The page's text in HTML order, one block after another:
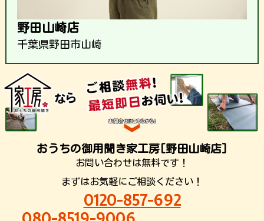
野田山崎店
千葉県野田市山崎
おうちの御用聞き家工房[野田山崎店]
お問い合わせは無料です！
まずはお気軽にご相談ください！
0120-857-692